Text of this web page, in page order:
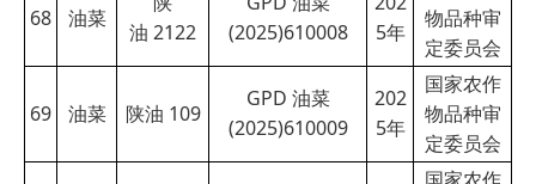
68 油菜
油 2122
(2025)610008
5年
物品种审
定委员会
69 油菜 陕油 109
GPD 油菜
(2025)610009
202
5年
国家农作
物品种审
定委员会